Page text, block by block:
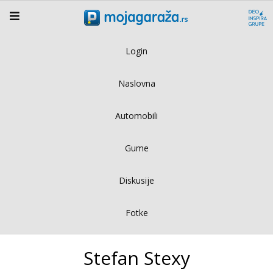
Login
Naslovna
Automobili
Gume
Diskusije
Fotke
Stefan Stexy